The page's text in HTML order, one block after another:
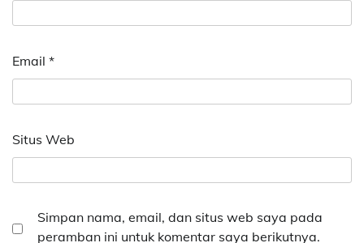
Email *
Situs Web
Simpan nama, email, dan situs web saya pada
peramban ini untuk komentar saya berikutnya.